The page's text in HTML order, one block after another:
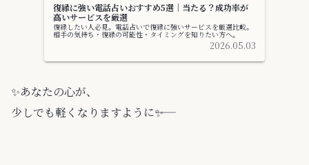
復縁に強い電話占いおすすめ5選｜当たる？成功率が
高いサービスを厳選
復縁したい人必見。電話占いで復縁に強いサービスを厳選比較。
相手の気持ち・復縁の可能性・タイミングを知りたい方へ。
2026.05.03
✨️あなたの心が、
少しでも軽くなりますように――✨️